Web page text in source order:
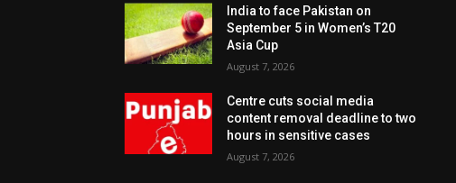
India to face Pakistan on
September 5 in Women’s T20
Asia Cup
August 7, 2026
Centre cuts social media
content removal deadline to two
hours in sensitive cases
August 7, 2026